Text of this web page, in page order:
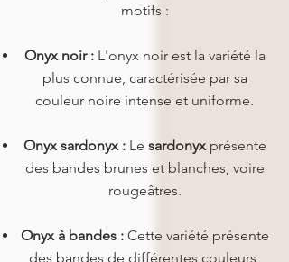
motifs :
Onyx noir :L'onyx noir est la variété la
plus connue, caractérisée par sa
couleur noire intense et uniforme.
Onyx sardonyx :Le sardonyxprésente
des bandes brunes et blanches, voire
rougeâtres.
Onyx à bandes :Cette variété présente
des bandes de différentes couleurs,